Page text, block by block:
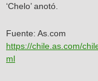
‘Chelo’ anotó.
Fuente: As.com
https://chile.as.com/
ml